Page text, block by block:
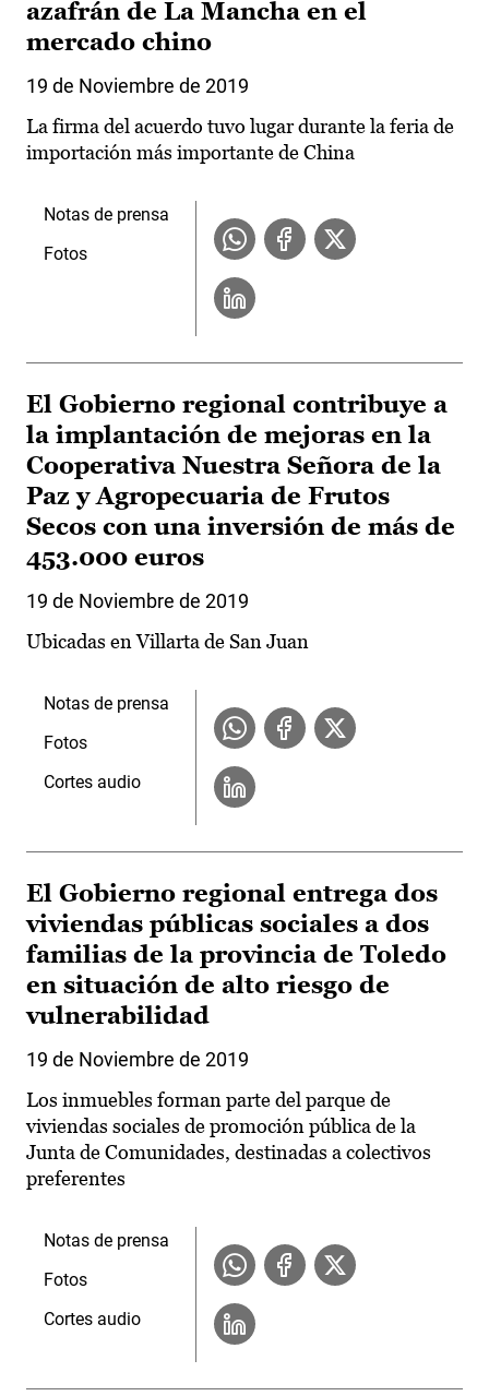
azafrán de La Mancha en el
mercado chino
19 de Noviembre de 2019
La firma del acuerdo tuvo lugar durante la feria de
importación más importante de China
Notas de prensa
Fotos
El Gobierno regional contribuye a
la implantación de mejoras en la
Cooperativa Nuestra Señora de la
Paz y Agropecuaria de Frutos
Secos con una inversión de más de
453.000 euros
19 de Noviembre de 2019
Ubicadas en Villarta de San Juan
Notas de prensa
Fotos
Cortes audio
El Gobierno regional entrega dos
viviendas públicas sociales a dos
familias de la provincia de Toledo
en situación de alto riesgo de
vulnerabilidad
19 de Noviembre de 2019
Los inmuebles forman parte del parque de
viviendas sociales de promoción pública de la
Junta de Comunidades, destinadas a colectivos
preferentes
Notas de prensa
Fotos
Cortes audio